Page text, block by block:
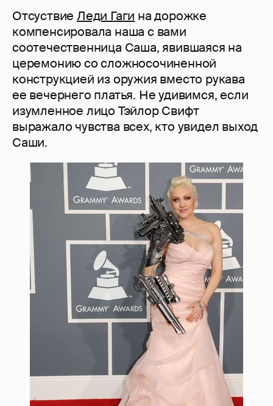
ОтсуствиеЛеди Гаги на дорожке
компенсировала наша с вами
соотечественница Саша, явившаяся на
церемонию со сложносочиненной
конструкцией из оружия вместо рукава
ее вечернего платья. Не удивимся, если
изумленное лицо Тэйлор Свифт
выражало чувства всех, кто увидел выход
Саши.